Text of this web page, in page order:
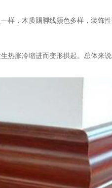
样，木质踢脚线颜色多样，装饰
胀冷缩进而变形拱起。总体来